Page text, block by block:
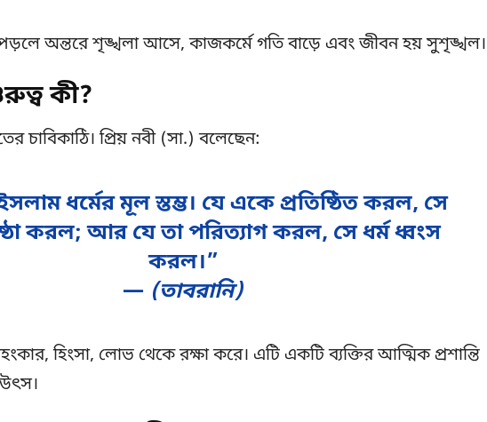
অন্তরে শৃঙ্খলা আসে, কাজকর্মে গতি বাড়ে এবং জীবন হয় সুশৃঙ্খল।
কী?
চাবিকাঠি। প্রিয় নবী (সা.) বলেছেন:
ধর্মের মূল স্তম্ভ। যে একে প্রতিষ্ঠিত করল, সে
করল; আর যে তা পরিত্যাগ করল, সে ধর্ম ধ্বংস
করল।”
— (তাবরানি)
হিংসা, লোভ থেকে রক্ষা করে। এটি একটি ব্যক্তির আত্মিক প্রশান্তি